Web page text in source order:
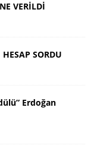
VERİLDİ
SORDU
Erdoğan